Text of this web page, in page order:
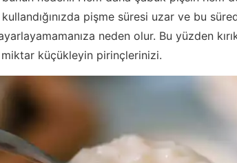
pişme süresi uzar ve bu
ayarlayamamanıza neden olur. Bu yüzden
küçükleyin pirinçlerinizi.